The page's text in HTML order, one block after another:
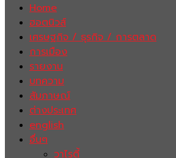
Home
ฮอตนิวส์
เศรษฐกิจ / ธุรกิจ / การตลาด
การเมือง
รายงาน
บทความ
สัมภาษณ์
ต่างประเทศ
english
อื่นๆ
วาไรตี้